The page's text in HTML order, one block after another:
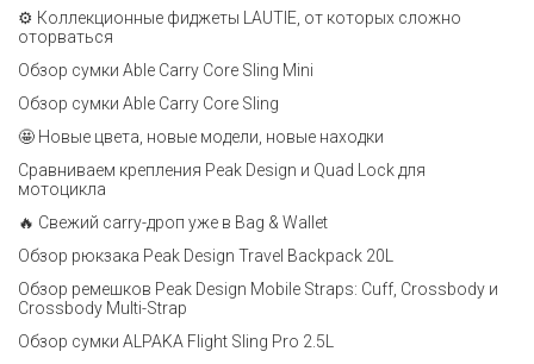
⚙️ Коллекционные фиджеты LAUTIE, от которых сложно
оторваться
Обзор сумки Able Carry Core Sling Mini
Обзор сумки Able Carry Core Sling
🤩 Новые цвета, новые модели, новые находки
Сравниваем крепления Peak Design и Quad Lock для
мотоцикла
🔥 Свежий carry-дроп уже в Bag & Wallet
Обзор рюкзака Peak Design Travel Backpack 20L
Обзор ремешков Peak Design Mobile Straps: Cuff, Crossbody и
Crossbody Multi-Strap
Обзор сумки ALPAKA Flight Sling Pro 2.5L